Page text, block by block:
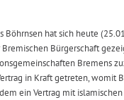
Böhrnsen hat sich heute
Bürgerschaft
Bremens
in Kraft getreten, womit
ein Vertrag mit